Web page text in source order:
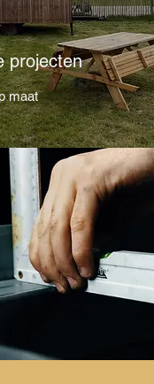
projecten
maat